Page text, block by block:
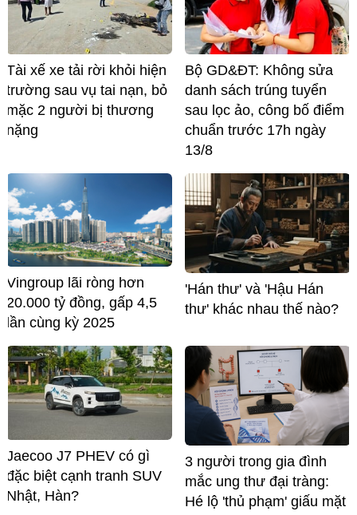
Tài xế xe tải rời khỏi hiện
trường sau vụ tai nạn, bỏ
mặc 2 người bị thương
nặng
Bộ GD&ĐT: Không sửa
danh sách trúng tuyển
sau lọc ảo, công bố điểm
chuẩn trước 17h ngày
13/8
Vingroup lãi ròng hơn
20.000 tỷ đồng, gấp 4,5
lần cùng kỳ 2025
'Hán thư' và 'Hậu Hán
thư' khác nhau thế nào?
Jaecoo J7 PHEV có gì
đặc biệt cạnh tranh SUV
Nhật, Hàn?
3 người trong gia đình
mắc ung thư đại tràng:
Hé lộ 'thủ phạm' giấu mặt